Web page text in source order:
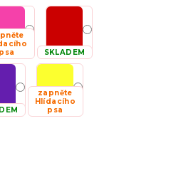
psa
SKLADEM
zapněte
Hlídacího
psa